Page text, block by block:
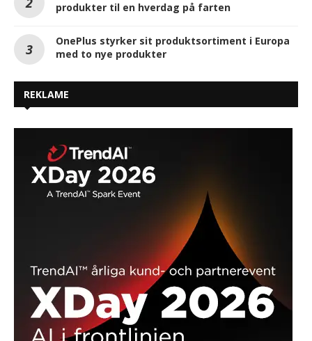
produkter til en hverdag på farten
OnePlus styrker sit produktsortiment i Europa
med to nye produkter
REKLAME